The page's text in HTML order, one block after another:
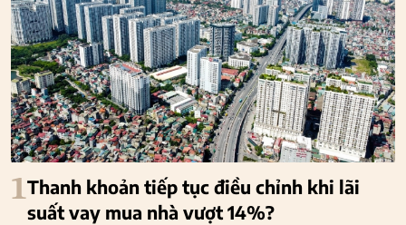
1Thanh khoản tiếp tục điều chỉnh khi lãi
suất vay mua nhà vượt 14%?